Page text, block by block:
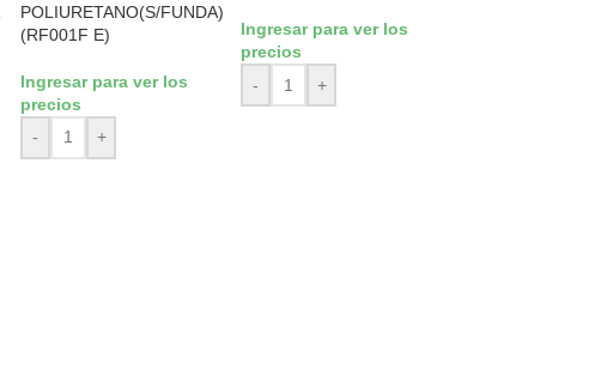
POLIURETANO(S/FUNDA)
(RF001F E)
Ingresar para ver los
precios
-
+
Ingresar para ver los
precios
-
+